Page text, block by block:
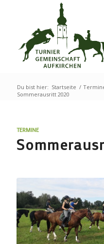
Du bist hier: Startseite /
Sommerausritt 2020
TERMINE